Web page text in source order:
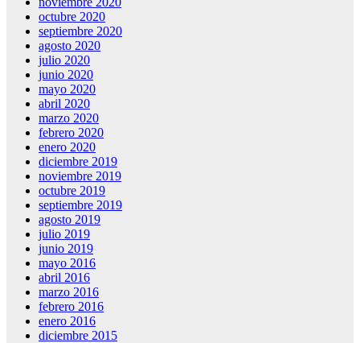
octubre 2020
septiembre 2020
agosto 2020
julio 2020
junio 2020
mayo 2020
abril 2020
marzo 2020
febrero 2020
enero 2020
diciembre 2019
noviembre 2019
octubre 2019
septiembre 2019
agosto 2019
julio 2019
junio 2019
mayo 2016
abril 2016
marzo 2016
febrero 2016
enero 2016
diciembre 2015